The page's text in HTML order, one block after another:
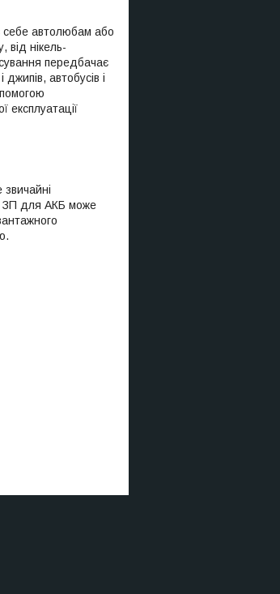
себе автолюбам або
від нікель-
передбачає
автобусів і
експлуатації
ЗП для АКБ може